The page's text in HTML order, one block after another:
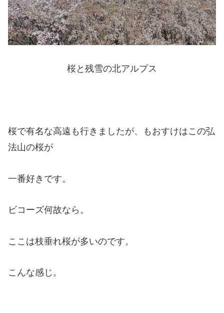
桜と残雪の北アルプス
桜で有名な高遠も行きましたが、もおすけはこの弘
法山の桜が
一番好きです。
ビコーズ何故なら。
ここは枝垂れ桜が多いのです。
こんな感じ。